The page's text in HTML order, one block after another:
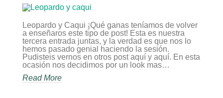
y
caqui
Leopardo y Caqui ¡Qué ganas teníamos de volver
a enseñaros este tipo de post! Esta es nuestra
tercera entrada juntas, y la verdad es que nos lo
hemos pasado genial haciendo la sesión.
Pudisteis vernos en otros post aquí y aquí. En esta
ocasión nos decidimos por un look mas…
Read More